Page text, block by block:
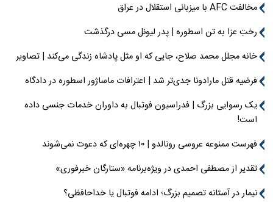
مخالفت AFC با میزبانی استقلال در عراق
رختِ عزا به تن اسطوره | پدر لیونل مسی درگذشت
خانه مجلل محمد صلاح، جایی که او مثل پادشاه زندگی می‌کند | تصاویر
فرضیه قتل مارادونا جدی‌تر شد | اعترافات ماساژور اسطوره در دادگاه
یک رسوایی بزرگ | فدراسیون فوتبال به داوران خدمات جنسی داده
است!
فهرست ممنوعه عروسی رونالدو | ۱۰ چهره‌ای که دعوت نمی‌شوند
تقدیر از مصطفی احمدی در ویژه‌برنامه «ستارگان خبرفوری»
نیمار در آستانه تصمیم بزرگ؛ ادامه فوتبال یا خداحافظی؟